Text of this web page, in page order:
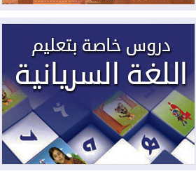
2026-08-06مئات القاصرين بلا مأوى.. أزمة
سبتة تتصاعد وتضغط على مدريد
2026-08-05
لمدة عام.. بدء توريد 100
مليون قدم مكعب يومياً من غاز كورمور في
إقليم كوردستان إلى وزارة الكهرباء العراقية
2026-08-05
15كارثة بيئية ومناخية ترسم
ملامح أخطر التحديات التي تواجه العراق
اليوم